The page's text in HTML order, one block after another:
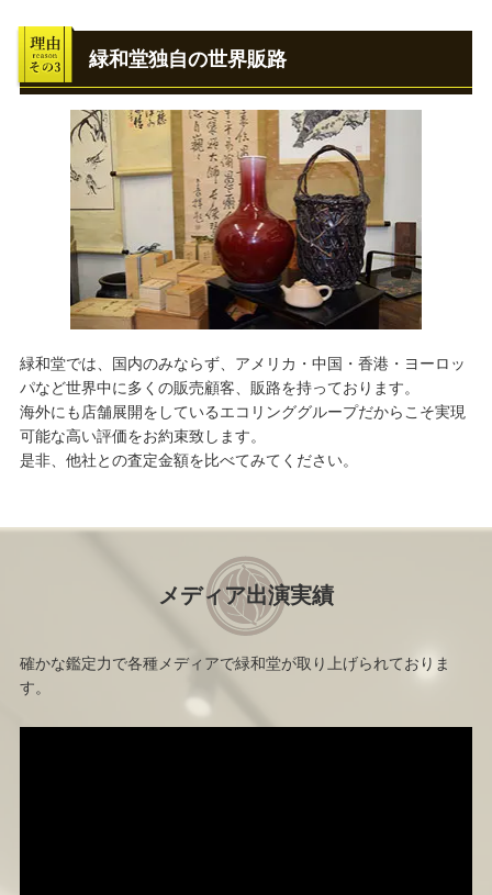
緑和堂独自の世界販路
緑和堂では、国内のみならず、アメリカ・中国・香港・ヨーロッ
パなど世界中に多くの販売顧客、販路を持っております。
海外にも店舗展開をしているエコリンググループだからこそ実現
可能な高い評価をお約束致します。
是非、他社との査定金額を比べてみてください。
メディア出演実績
確かな鑑定力で各種メディアで緑和堂が取り上げられておりま
す。